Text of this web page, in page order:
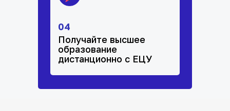
04
Получайте высшее
образование
дистанционно с ЕЦУ